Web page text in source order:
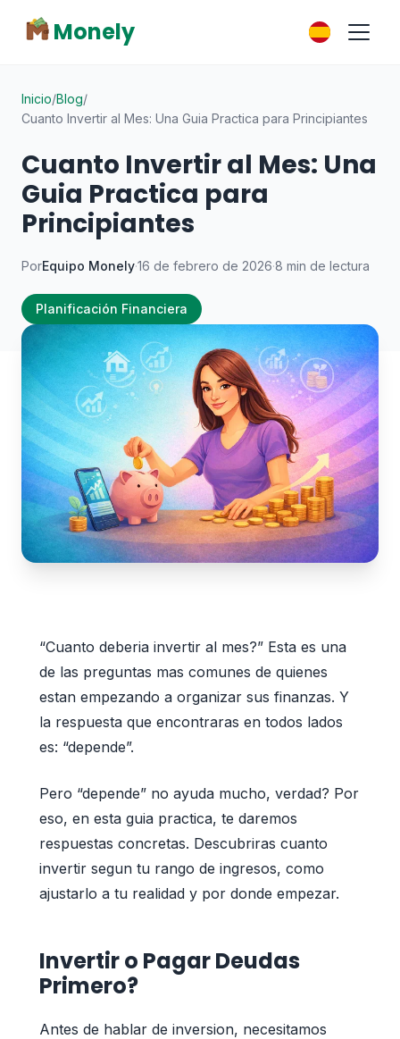
Monely
Inicio/Blog/
Cuanto Invertir al Mes: Una Guia Practica para Principiantes
Cuanto Invertir al Mes: Una
Guia Practica para
Principiantes
PorEquipo Monely·16 de febrero de 2026·8 min de lectura
Planificación Financiera
“Cuanto deberia invertir al mes?” Esta es una
de las preguntas mas comunes de quienes
estan empezando a organizar sus finanzas. Y
la respuesta que encontraras en todos lados
es: “depende”.
Pero “depende” no ayuda mucho, verdad? Por
eso, en esta guia practica, te daremos
respuestas concretas. Descubriras cuanto
invertir segun tu rango de ingresos, como
ajustarlo a tu realidad y por donde empezar.
Invertir o Pagar Deudas
Primero?
Antes de hablar de inversion, necesitamos